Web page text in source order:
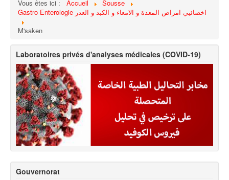
Vous êtes ici : Accueil
Sousse
Gastro Enterologie اخصائيي امراض المعدة و الامعاء و الكبد و العذر
M'saken
Laboratoires privés d'analyses médicales (COVID-19)
Gouvernorat